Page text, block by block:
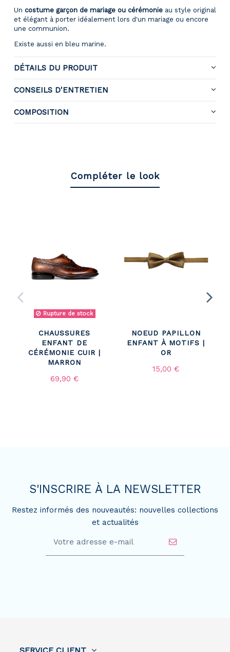
Un costume garçon de mariage ou cérémonieau style original
et élégant à porter idéalement lors d'un mariage ou encore
une communion.
Existe aussi en bleu marine.
DÉTAILS DU PRODUIT
CONSEILS D'ENTRETIEN
COMPOSITION
Compléter le look
Rupture de stock
CHAUSSURES
ENFANT DE
CÉRÉMONIE CUIR |
MARRON
69,90 €
NOEUD PAPILLON
ENFANT À MOTIFS |
OR
15,00 €
S'INSCRIRE À LA NEWSLETTER
Restez informés des nouveautés: nouvelles collections
et actualités